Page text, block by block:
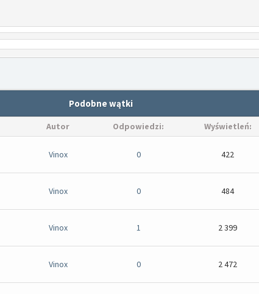
Podobne wątki
Autor Odpowiedzi: Wyświetleń:
Vinox 0 422
Vinox 0 484
Vinox 1 2 399
Vinox 0 2 472